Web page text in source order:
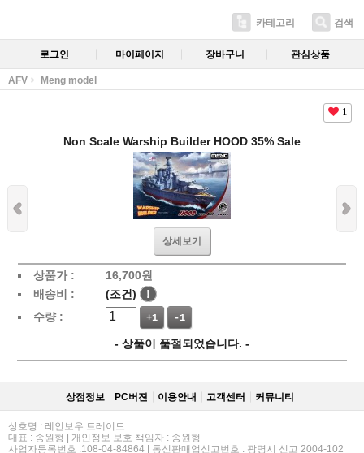
카테고리 검색
로그인 마이페이지 장바구니 관심상품
AFV Meng model
1
Non Scale Warship Builder HOOD 35% Sale
상세보기
상품가 : 16,700원
배송비 :
(조건)
!
수량 :
+1 -1
- 상품이 품절되었습니다. -
상점정보 PC버젼 이용안내 고객센터 커뮤니티
상호명 : 레인보우 트레이드
대표 : 송원형 | 개인정보 보호 책임자 : 송원형
사업자등록번호 :108-04-84864 | 통신판매업신고번호 : 광명시 신고 2004-102